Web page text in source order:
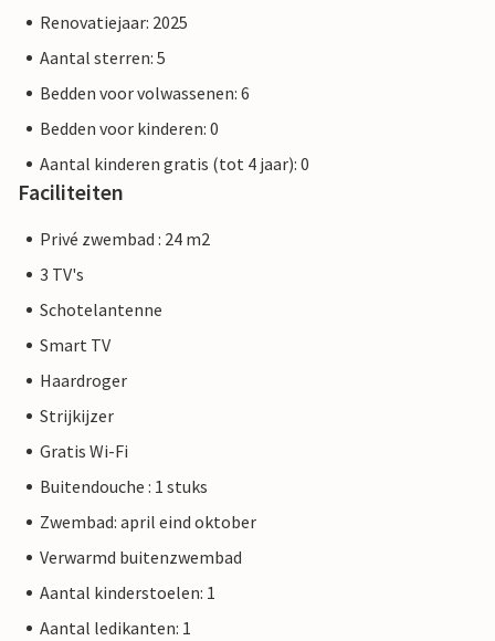
Renovatiejaar: 2025
Aantal sterren: 5
Bedden voor volwassenen: 6
Bedden voor kinderen: 0
Aantal kinderen gratis (tot 4 jaar): 0
Faciliteiten
Privé zwembad : 24 m2
3 TV's
Schotelantenne
Smart TV
Haardroger
Strijkijzer
Gratis Wi-Fi
Buitendouche : 1 stuks
Zwembad: april eind oktober
Verwarmd buitenzwembad
Aantal kinderstoelen: 1
Aantal ledikanten: 1